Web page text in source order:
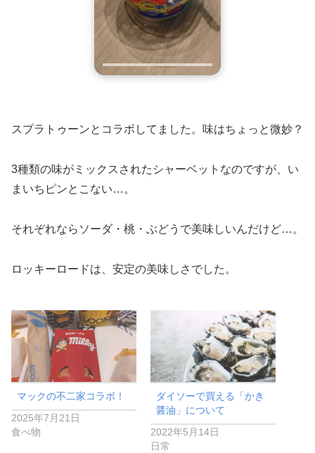
スプラトゥーンとコラボしてました。味はちょっと微妙？
3種類の味がミックスされたシャーベットなのですが、い
まいちピンとこない…。
それぞれならソーダ・桃・ぶどうで美味しいんだけど…。
ロッキーロードは、安定の美味しさでした。
マックの不二家コラボ！
2025年7月21日
食べ物
ダイソーで買える「かき
醤油」について
2022年5月14日
日常